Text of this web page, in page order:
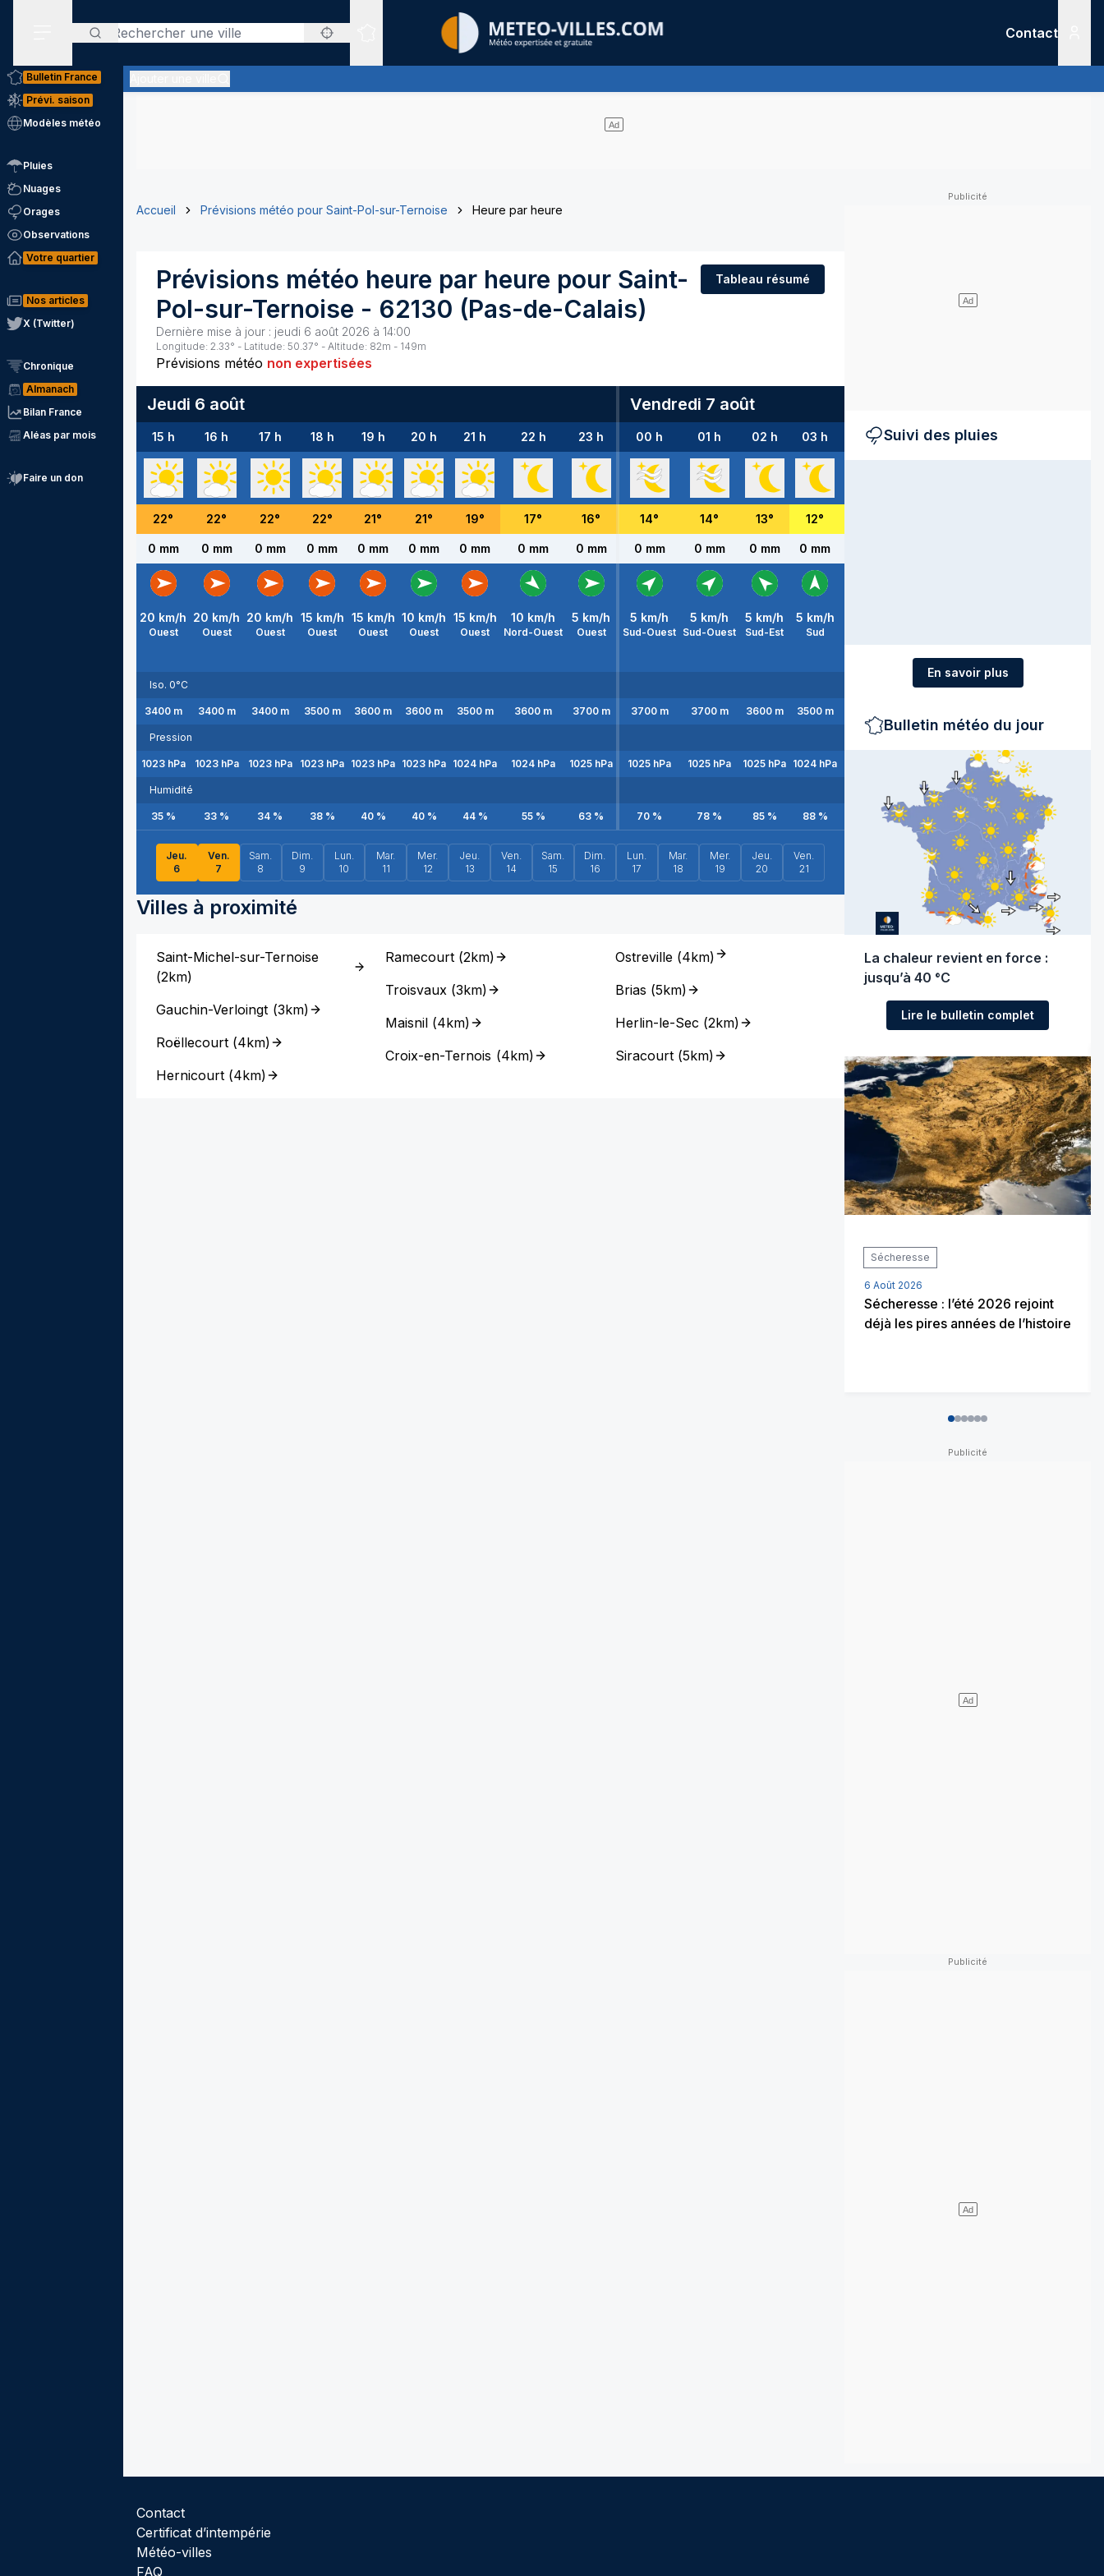
Rechercher
Sites expertis&eacute;s
Contact
Bulletin France
Prévi. saison
Modèles météo
Pluies
Nuages
Orages
Observations
Votre quartier
Nos articles
X (Twitter)
Chronique
Almanach
Bilan France
Aléas par mois
Faire un don
Accueil Prévisions météo pour Saint-Pol-sur-Ternoise Heure par heure
Prévisions météo heure par heure pour Saint-
Pol-sur-Ternoise - 62130 (Pas-de-Calais)
Dernière mise à jour : jeudi 6 août 2026 à 14:00
Longitude: 2.33° - Latitude: 50.37° - Altitude: 82m - 149m
Tableau résumé
Prévisions météo non expertisées
Jeudi 6 août Vendredi 7 août
15 h 16 h 17 h 18 h 19 h 20 h 21 h 22 h 23 h 00 h 01 h 02 h 03 h 04 h 05 h 06 h
22° 22° 22° 22° 21° 21° 19° 17° 16° 14° 14° 13° 12°
0 mm 0 mm 0 mm 0 mm 0 mm 0 mm 0 mm 0 mm 0 mm 0 mm 0 mm 0 mm 0 mm
20 km/h
Ouest
20 km/h
Ouest
20 km/h
Ouest
15 km/h
Ouest
15 km/h
Ouest
10 km/h
Ouest
15 km/h
Ouest
10 km/h
Nord-Ouest
5 km/h
Ouest
5 km/h
Sud-Ouest
5 km/h
Sud-Ouest
5 km/h
Sud-Est
5 km/h
Sud
Iso. 0°C
3400m 3400m 3400m 3500m 3600 m 3600 m 3500m 3600 m 3700m 3700m 3700m 3600m 3500m
Pression
1023hPa 1023hPa 1023hPa 1023 hPa 1023 hPa 1023 hPa 1024 hPa 1024 hPa 1025 hPa 1025 hPa 1025 hPa 1025 hPa 1024 hPa 1024hPa 1024hPa
Humidité
35% 33 % 34 % 38% 40% 40% 44% 55% 63 % 70 % 78 % 85% 88% 92 % 97% 98%
Jeu.
6
Ven.
7
Sam.
8
Dim.
9
Lun.
10
Mar.
11
Mer.
12
Jeu.
13
Ven.
14
Sam.
15
Dim.
16
Lun.
17
Mar.
18
Mer.
19
Jeu.
20
Ven.
21
Villes à proximité
Saint-Michel-sur-Ternoise
(2km)
Gauchin-Verloingt (3km)
Roëllecourt (4km)
Hernicourt (4km)
Ramecourt (2km)
Troisvaux (3km)
Maisnil (4km)
Croix-en-Ternois (4km)
Ostreville(4km)
Brias (5km)
Herlin-le-Sec (2km)
Siracourt(5km)
Suivi des pluies
En savoir plus
Bulletin météo du jour
La chaleur revient en force :
jusqu’à 40 °C
Lire le bulletin complet
Sécheresse
6 Août 2026
Sécheresse : l’été 2026 rejoint
déjà les pires années de l’histoire
Contact
Certificat d’intempérie
Météo-villes
FAQ